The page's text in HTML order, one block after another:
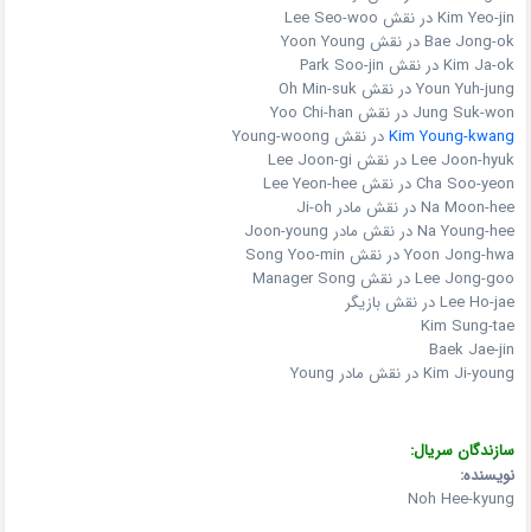
Kim Yeo-jin در نقش Lee Seo-woo
Bae Jong-ok در نقش Yoon Young
Kim Ja-ok در نقش Park Soo-jin
Youn Yuh-jung در نقش Oh Min-suk
Jung Suk-won در نقش Yoo Chi-han
Kim Young-kwangدر نقش Young-woong
Lee Joon-hyuk در نقش Lee Joon-gi
Cha Soo-yeon در نقش Lee Yeon-hee
Na Moon-hee در نقش مادر Ji-oh
Na Young-hee در نقش مادر Joon-young
Yoon Jong-hwa در نقش Song Yoo-min
Lee Jong-goo در نقش Manager Song
Lee Ho-jae در نقش بازیگر
Kim Sung-tae
Baek Jae-jin
Kim Ji-young در نقش مادر Young
سازندگان سریال:
نویسنده:
Noh Hee-kyung